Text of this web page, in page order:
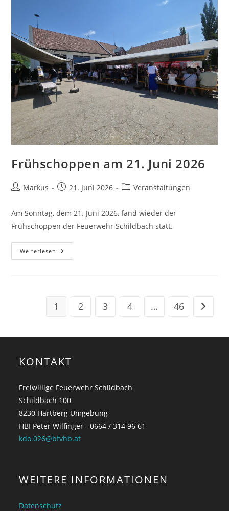
Frühschoppen am 21. Juni 2026
Markus 21. Juni 2026 Veranstaltungen
Am Sonntag, dem 21. Juni 2026, fand wieder der
Frühschoppen der Feuerwehr Schildbach statt.
Weiterlesen
1 2 3 4 … 46
KONTAKT
Freiwillige Feuerwehr Schildbach
Schildbach 100
8230 Hartberg Umgebung
HBI Peter Wilfinger - 0664 / 314 96 61
kdo.026@bfvhb.at
WEITERE INFORMATIONEN
Datenschutz